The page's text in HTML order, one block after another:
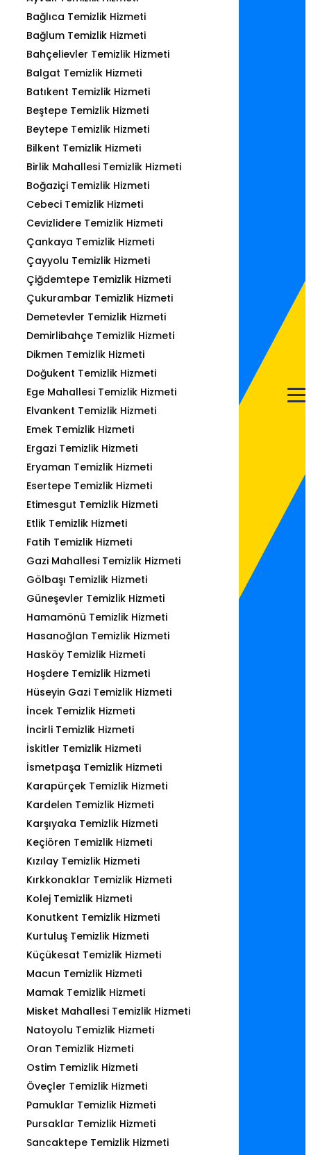
Bağlıca Temizlik Hizmeti
Bağlum Temizlik Hizmeti
Bahçelievler Temizlik Hizmeti
Balgat Temizlik Hizmeti
Batıkent Temizlik Hizmeti
Beştepe Temizlik Hizmeti
Beytepe Temizlik Hizmeti
Bilkent Temizlik Hizmeti
Birlik Mahallesi Temizlik Hizmeti
Boğaziçi Temizlik Hizmeti
Cebeci Temizlik Hizmeti
Cevizlidere Temizlik Hizmeti
Çankaya Temizlik Hizmeti
Çayyolu Temizlik Hizmeti
Çiğdemtepe Temizlik Hizmeti
Çukurambar Temizlik Hizmeti
Demetevler Temizlik Hizmeti
Demirlibahçe Temizlik Hizmeti
Dikmen Temizlik Hizmeti
Doğukent Temizlik Hizmeti
Ege Mahallesi Temizlik Hizmeti
Elvankent Temizlik Hizmeti
Emek Temizlik Hizmeti
Ergazi Temizlik Hizmeti
Eryaman Temizlik Hizmeti
Esertepe Temizlik Hizmeti
Etimesgut Temizlik Hizmeti
Etlik Temizlik Hizmeti
Fatih Temizlik Hizmeti
Gazi Mahallesi Temizlik Hizmeti
Gölbaşı Temizlik Hizmeti
Güneşevler Temizlik Hizmeti
Hamamönü Temizlik Hizmeti
Hasanoğlan Temizlik Hizmeti
Hasköy Temizlik Hizmeti
Hoşdere Temizlik Hizmeti
Hüseyin Gazi Temizlik Hizmeti
İncek Temizlik Hizmeti
İncirli Temizlik Hizmeti
İskitler Temizlik Hizmeti
İsmetpaşa Temizlik Hizmeti
Karapürçek Temizlik Hizmeti
Kardelen Temizlik Hizmeti
Karşıyaka Temizlik Hizmeti
Keçiören Temizlik Hizmeti
Kızılay Temizlik Hizmeti
Kırkkonaklar Temizlik Hizmeti
Kolej Temizlik Hizmeti
Konutkent Temizlik Hizmeti
Kurtuluş Temizlik Hizmeti
Küçükesat Temizlik Hizmeti
Macun Temizlik Hizmeti
Mamak Temizlik Hizmeti
Misket Mahallesi Temizlik Hizmeti
Natoyolu Temizlik Hizmeti
Oran Temizlik Hizmeti
Ostim Temizlik Hizmeti
Öveçler Temizlik Hizmeti
Pamuklar Temizlik Hizmeti
Pursaklar Temizlik Hizmeti
Sancaktepe Temizlik Hizmeti